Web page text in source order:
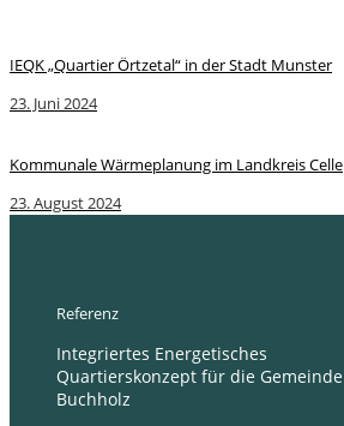
IEQK „Quartier Örtzetal“ in der Stadt Munster
23. Juni 2024
Kommunale Wärmeplanung im Landkreis Celle
23. August 2024
Referenz
Integriertes Energetisches
Quartierskonzept für die Gemeinde
Buchholz